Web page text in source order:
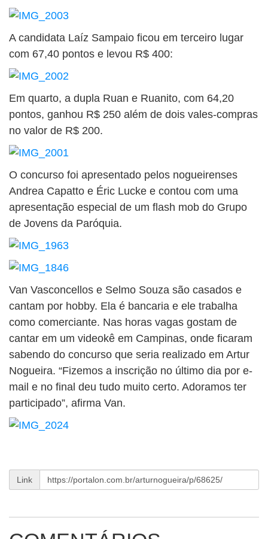
A candidata Laíz Sampaio ficou em terceiro lugar
com 67,40 pontos e levou R$ 400:
Em quarto, a dupla Ruan e Ruanito, com 64,20
pontos, ganhou R$ 250 além de dois vales-compras
no valor de R$ 200.
O concurso foi apresentado pelos nogueirenses
Andrea Capatto e Éric Lucke e contou com uma
apresentação especial de um flash mob do Grupo
de Jovens da Paróquia.
Van Vasconcellos e Selmo Souza são casados e
cantam por hobby. Ela é bancaria e ele trabalha
como comerciante. Nas horas vagas gostam de
cantar em um videokê em Campinas, onde ficaram
sabendo do concurso que seria realizado em Artur
Nogueira. “Fizemos a inscrição no último dia por e-
mail e no final deu tudo muito certo. Adoramos ter
participado”, afirma Van.
Link